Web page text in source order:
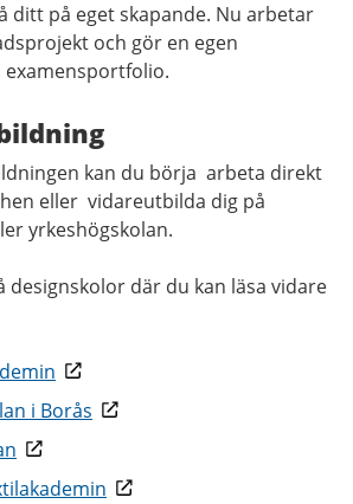
ditt på eget skapande. Nu arbetar
och gör en egen
kan du börja arbeta direkt
eller vidareutbilda dig på
yrkeshögskolan.
designskolor där du kan läsa vidare
i Borås